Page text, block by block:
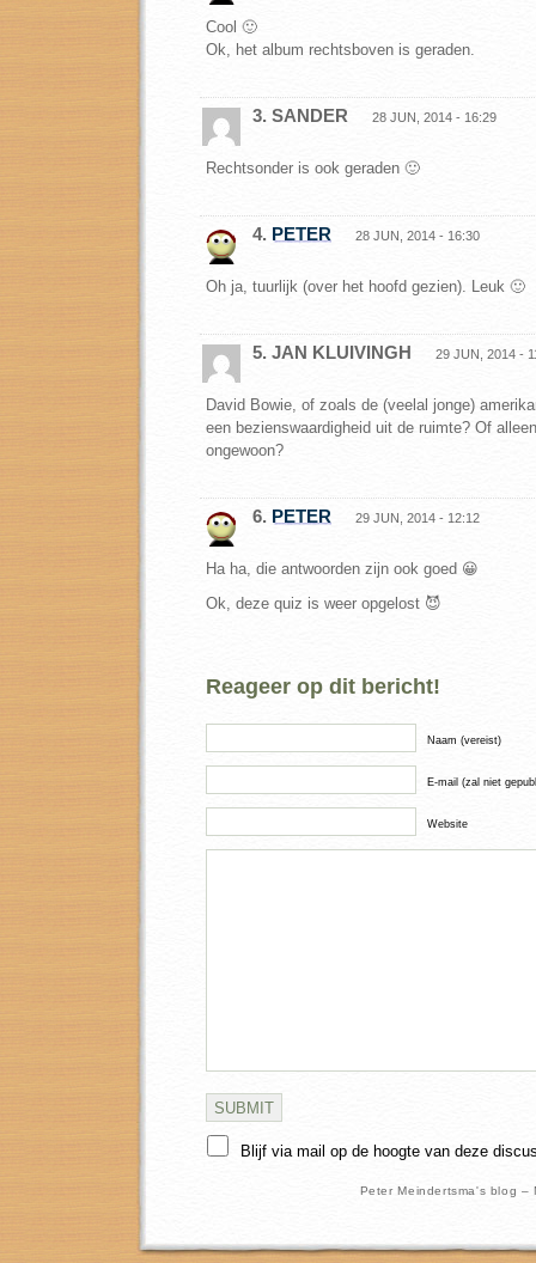
Cool 🙂
Ok, het album rechtsboven is geraden.
3. SANDER 28 JUN, 2014 - 16:29
Rechtsonder is ook geraden 🙂
4. PETER 28 JUN, 2014 - 16:30
Oh ja, tuurlijk (over het hoofd gezien). Leuk 🙂
5. JAN KLUIVINGH 29 JUN, 2014 -
David Bowie, of zoals de (veelal jonge)
een bezienswaardigheid uit de ruimte? Of
ongewoon?
6. PETER 29 JUN, 2014 - 12:12
Ha ha, die antwoorden zijn ook goed 😀
Ok, deze quiz is weer opgelost 😈
Reageer op dit bericht!
Naam (vereist)
E-mail (zal niet
Website
Blijf via mail op de hoogte van deze
Peter Meindertsma's blog